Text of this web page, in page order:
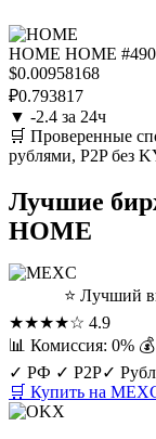
HOME HOME #490
$0.00958168
₽0.793817
▼ -2.4 за 24ч
🛒 Проверенные
рублями, P2P без
Лучшие
HOME
⭐ Лучший
★★★★☆ 4.9
📊 Комиссия: 0%
✓ РФ ✓ P2P✓
🛒 Купить на